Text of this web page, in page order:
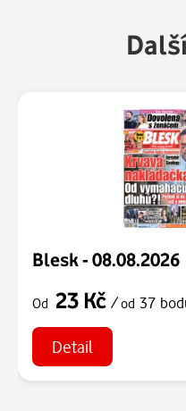
Blesk - 08.08.2026
Od 23 Kč /od 37
Detail